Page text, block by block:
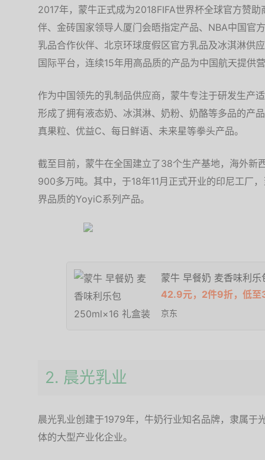
2017年，蒙牛正式成为2018FIFA世界杯全球官方赞
伴、金砖国家领导人厦门会晤指定产品、NBA中国官
乳品合作伙伴、北京环球度假区官方乳品及冰淇淋供
国际平台，连续15年用高品质的产品为中国航天提供
作为中国领先的乳制品供应商，蒙牛专注于研发生产
形成了拥有液态奶、冰淇淋、奶粉、奶酪等多品的产
真果粒、优益C、每日鲜语、未来星等拳头产品。
截至目前，蒙牛在全国建立了38个生产基地，海外新
900多万吨。其中，于18年11月正式开业的印尼工厂
界品质的YoyiC系列产品。
蒙牛 早餐奶 麦香味利
42.9元，2件9折，低
京东
2. 晨光乳业
晨光乳业创建于1979年，牛奶行业知名品牌，隶属于
体的大型产业化企业。